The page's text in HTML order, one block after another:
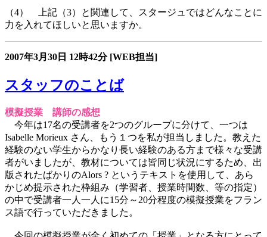
（4） 上記（3）と関連して、スタージュではどんなことに
力を入れてほしいと思いますか。
2007年3月30日 12時42分 [WEB担当]
スタッフのことば
模擬授業 講師の感想
今年は17名の受講者を2つのグループに分けて、一つは
Isabelle Morieux さん、もう１つを私が担当しました。教えた
経験のない学生からかなり長い経験のある方まで様々な受講
者がいましたが、教材については皆同じ状況にするため、出
版されたばかりのAlors ? というテキストを使用して、あら
かじめ提示された枠組み（学習者、授業時間数、等の指定）
の中で受講者一人一人に15分～20分程度の模擬授業をフラン
ス語で行っていただきました。